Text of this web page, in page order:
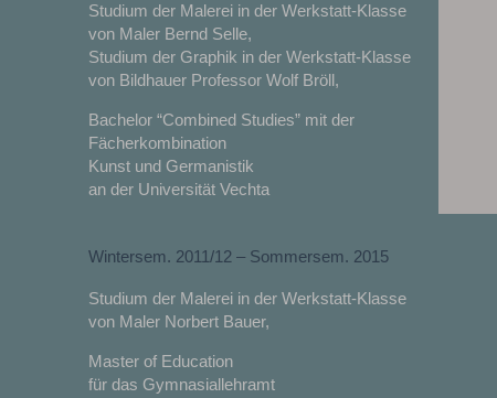
Studium der Malerei in der Werkstatt-Klasse
von Maler Bernd Selle,
Studium der Graphik in der Werkstatt-Klasse
von Bildhauer Professor Wolf Bröll,
Bachelor “Combined Studies” mit der
Fächerkombination
Kunst und Germanistik
an der Universität Vechta
Wintersem. 2011/12 – Sommersem. 2015
Studium der Malerei in der Werkstatt-Klasse
von Maler Norbert Bauer,
Master of Education
für das Gymnasiallehramt